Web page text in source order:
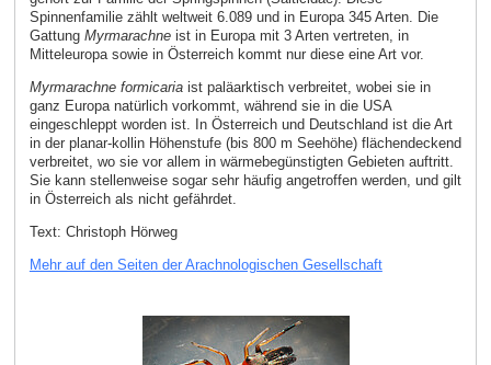
Spinnenfamilie zählt weltweit 6.089 und in Europa 345 Arten. Die
Gattung Myrmarachne ist in Europa mit 3 Arten vertreten, in
Mitteleuropa sowie in Österreich kommt nur diese eine Art vor.
Myrmarachne formicariaist paläarktisch verbreitet, wobei sie in
ganz Europa natürlich vorkommt, während sie in die USA
eingeschleppt worden ist. In Österreich und Deutschland ist die Art
in der planar-kollin Höhenstufe (bis 800 m Seehöhe) flächendeckend
verbreitet, wo sie vor allem in wärmebegünstigten Gebieten auftritt.
Sie kann stellenweise sogar sehr häufig angetroffen werden, und gilt
in Österreich als nicht gefährdet.
Text: Christoph Hörweg
Mehr auf den Seiten der Arachnologischen Gesellschaft